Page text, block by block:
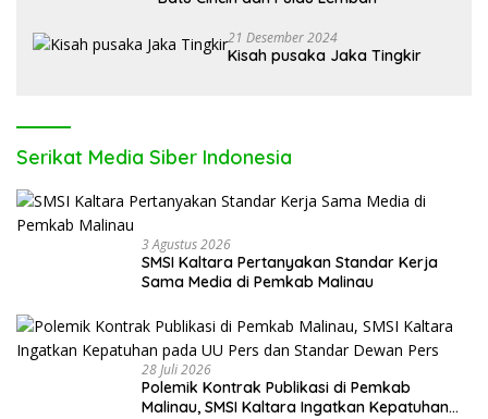
21 Desember 2024
Kisah pusaka Jaka Tingkir
Serikat Media Siber Indonesia
3 Agustus 2026
SMSI Kaltara Pertanyakan Standar Kerja
Sama Media di Pemkab Malinau
28 Juli 2026
Polemik Kontrak Publikasi di Pemkab
Malinau, SMSI Kaltara Ingatkan Kepatuhan